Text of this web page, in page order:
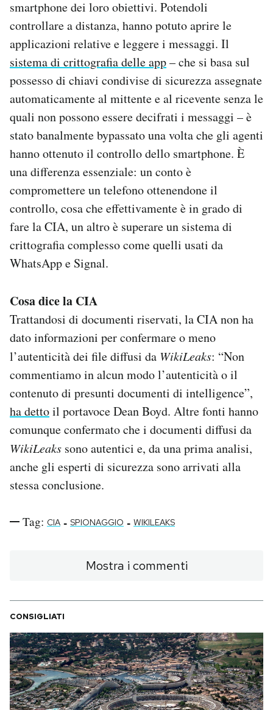
smartphone dei loro obiettivi. Potendoli
controllare a distanza, hanno potuto aprire le
applicazioni relative e leggere i messaggi. Il
sistema di crittografia delle app– che si basa sul
possesso di chiavi condivise di sicurezza assegnate
automaticamente al mittente e al ricevente senza le
quali non possono essere decifrati i messaggi – è
stato banalmente bypassato una volta che gli agenti
hanno ottenuto il controllo dello smartphone. È
una differenza essenziale: un conto è
compromettere un telefono ottenendone il
controllo, cosa che effettivamente è in grado di
fare la CIA, un altro è superare un sistema di
crittografia complesso come quelli usati da
WhatsApp e Signal.
Cosa dice la CIA
Trattandosi di documenti riservati, la CIA non ha
dato informazioni per confermare o meno
l’autenticità dei file diffusi da WikiLeaks: “Non
commentiamo in alcun modo l’autenticità o il
contenuto di presunti documenti di intelligence”,
ha dettoil portavoce Dean Boyd. Altre fonti hanno
comunque confermato che i documenti diffusi da
WikiLeaks sono autentici e, da una prima analisi,
anche gli esperti di sicurezza sono arrivati alla
stessa conclusione.
Tag: CIA - SPIONAGGIO - WIKILEAKS
Mostra i commenti
CONSIGLIATI